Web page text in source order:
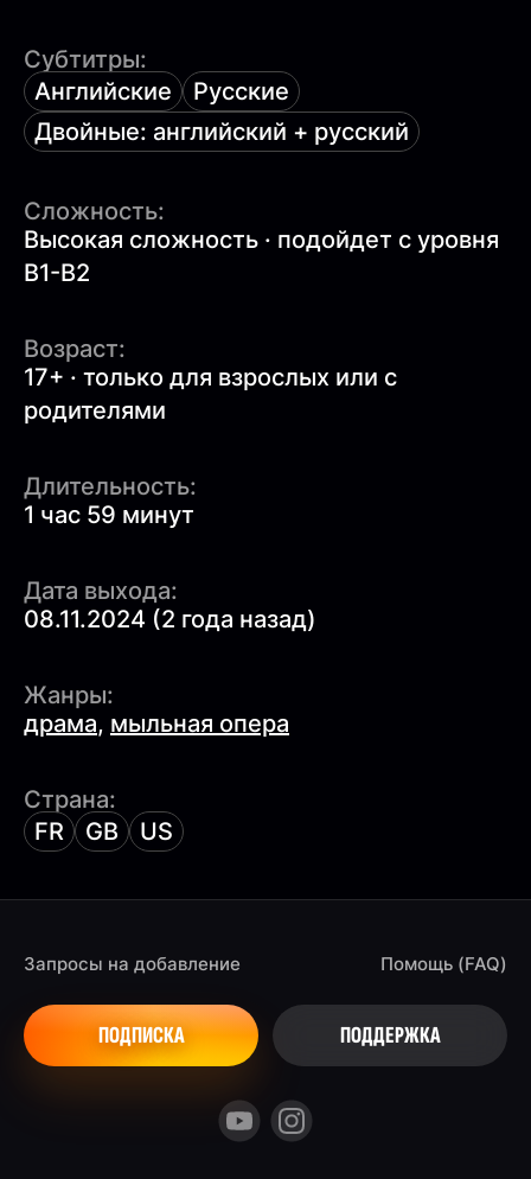
Субтитры:
Английские
Русские
Двойные: английский + русский
Сложность:
Высокая сложность · подойдет с уровня
B1-B2
Возраст:
17+ · только для взрослых или с
родителями
Длительность:
1 час 59 минут
Дата выхода:
08.11.2024 (2 года назад)
Жанры:
драма, мыльная опера
Страна:
FR
GB US
Запросы на добавление
ПОДПИСКА
Помощь (FAQ)
ПОДДЕРЖКА